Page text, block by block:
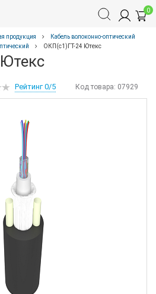
0
продукция
Кабель волоконно-оптический
ОКП(с1)ГТ-24 Ютекс
Код товара: 07929
Рейтинг 0/5